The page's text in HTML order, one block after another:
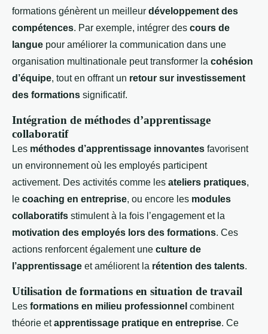
formations génèrent un meilleur développement des
compétences. Par exemple, intégrer des cours de
langue pour améliorer la communication dans une
organisation multinationale peut transformer la cohésion
d’équipe, tout en offrant un retour sur investissement
des formations significatif.
Intégration de méthodes d’apprentissage
collaboratif
Les méthodes d’apprentissage innovantes favorisent
un environnement où les employés participent
activement. Des activités comme les ateliers pratiques,
le coaching en entreprise, ou encore les modules
collaboratifs stimulent à la fois l’engagement et la
motivation des employés lors des formations. Ces
actions renforcent également une culture de
l’apprentissage et améliorent la rétention des talents.
Utilisation de formations en situation de travail
Les formations en milieu professionnel combinent
théorie etapprentissage pratique en entreprise. Ce